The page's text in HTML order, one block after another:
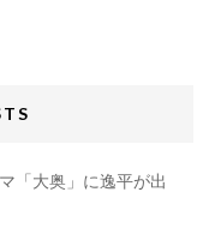
「大奥」に逸平が出